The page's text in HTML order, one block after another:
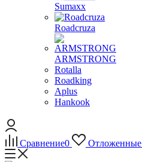
Sumaxx
Roadcruza
ARMSTRONG
Rotalla
Roadking
Aplus
Hankook
Сравнение0 Отложенные